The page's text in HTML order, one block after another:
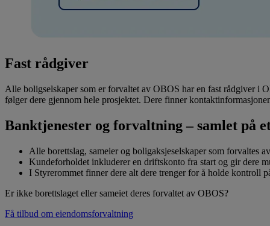
Fast rådgiver
Alle boligselskaper som er forvaltet av OBOS har en fast rådgiver i
følger dere gjennom hele prosjektet. Dere finner
Banktjenester og forvaltning – samlet på
Alle borettslag, sameier og boligaksjeselskaper som forvaltes
Kundeforholdet inkluderer en driftskonto fra start og gir dere
I Styrerommet finner dere alt dere trenger for å holde kontroll
Er ikke borettslaget eller sameiet deres forvaltet av OBOS?
Få tilbud om eiendomsforvaltning